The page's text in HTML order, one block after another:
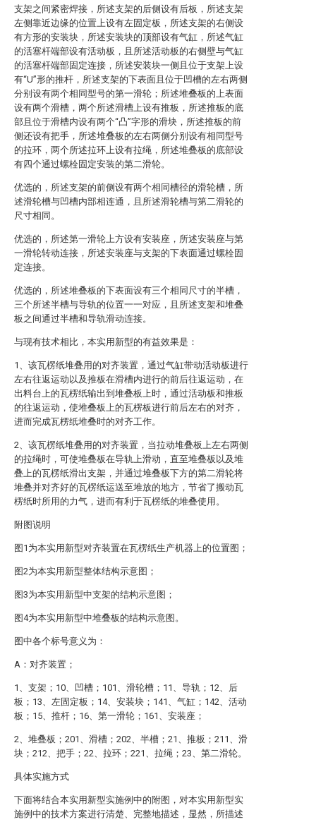
支架之间紧密焊接，所述支架的后侧设有后板，所述支架
左侧靠近边缘的位置上设有左固定板，所述支架的右侧设
有方形的安装块，所述安装块的顶部设有气缸，所述气缸
的活塞杆端部设有活动板，且所述活动板的右侧壁与气缸
的活塞杆端部固定连接，所述安装块一侧且位于支架上设
有“U”形的推杆，所述支架的下表面且位于凹槽的左右两侧
分别设有两个相同型号的第一滑轮；所述堆叠板的上表面
设有两个滑槽，两个所述滑槽上设有推板，所述推板的底
部且位于滑槽内设有两个“凸”字形的滑块，所述推板的前
侧还设有把手，所述堆叠板的左右两侧分别设有相同型号
的拉环，两个所述拉环上设有拉绳，所述堆叠板的底部设
有四个通过螺栓固定安装的第二滑轮。
优选的，所述支架的前侧设有两个相同槽径的滑轮槽，所
述滑轮槽与凹槽内部相连通，且所述滑轮槽与第二滑轮的
尺寸相同。
优选的，所述第一滑轮上方设有安装座，所述安装座与第
一滑轮转动连接，所述安装座与支架的下表面通过螺栓固
定连接。
优选的，所述堆叠板的下表面设有三个相同尺寸的半槽，
三个所述半槽与导轨的位置一一对应，且所述支架和堆叠
板之间通过半槽和导轨滑动连接。
与现有技术相比，本实用新型的有益效果是：
1、该瓦楞纸堆叠用的对齐装置，通过气缸带动活动板进行
左右往返运动以及推板在滑槽内进行的前后往返运动，在
出料台上的瓦楞纸输出到堆叠板上时，通过活动板和推板
的往返运动，使堆叠板上的瓦楞板进行前后左右的对齐，
进而完成瓦楞纸堆叠时的对齐工作。
2、该瓦楞纸堆叠用的对齐装置，当拉动堆叠板上左右两侧
的拉绳时，可使堆叠板在导轨上滑动，直至堆叠板以及堆
叠上的瓦楞纸滑出支架，并通过堆叠板下方的第二滑轮将
堆叠并对齐好的瓦楞纸运送至堆放的地方，节省了搬动瓦
楞纸时所用的力气，进而有利于瓦楞纸的堆叠使用。
附图说明
图1为本实用新型对齐装置在瓦楞纸生产机器上的位置图；
图2为本实用新型整体结构示意图；
图3为本实用新型中支架的结构示意图；
图4为本实用新型中堆叠板的结构示意图。
图中各个标号意义为：
A：对齐装置；
1、支架；10、凹槽；101、滑轮槽；11、导轨；12、后
板；13、左固定板；14、安装块；141、气缸；142、活动
板；15、推杆；16、第一滑轮；161、安装座；
2、堆叠板；201、滑槽；202、半槽；21、推板；211、滑
块；212、把手；22、拉环；221、拉绳；23、第二滑轮。
具体实施方式
下面将结合本实用新型实施例中的附图，对本实用新型实
施例中的技术方案进行清楚、完整地描述，显然，所描述